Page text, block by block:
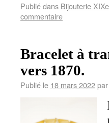
Publié dans Bijouterie
commentaire
Bracelet à
vers 1870.
Publié le 18 mars 2022par